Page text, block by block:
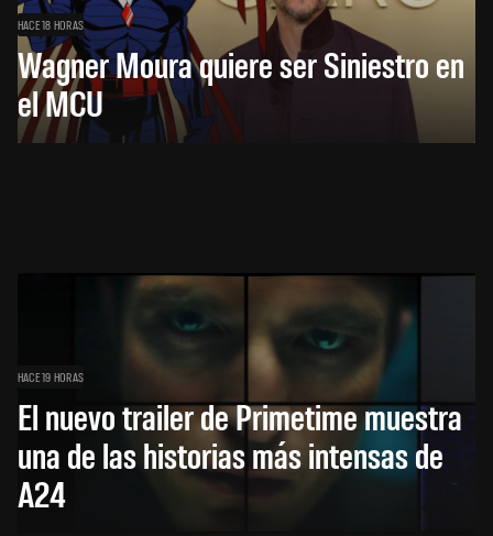
HACE 18 HORAS
Wagner Moura quiere ser Siniestro en
el MCU
HACE 19 HORAS
El nuevo trailer de Primetime muestra
una de las historias más intensas de
A24